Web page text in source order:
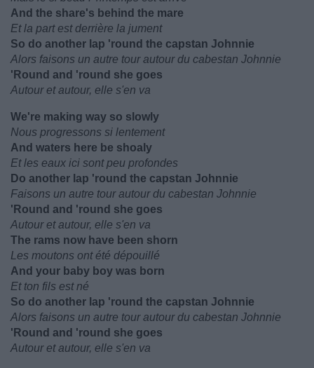
And the share's behind the mare
Et la part est derrière la jument
So do another lap 'round the capstan Johnnie
Alors faisons un autre tour autour du cabestan Johnnie
'Round and 'round she goes
Autour et autour, elle s'en va
We're making way so slowly
Nous progressons si lentement
And waters here be shoaly
Et les eaux ici sont peu profondes
Do another lap 'round the capstan Johnnie
Faisons un autre tour autour du cabestan Johnnie
'Round and 'round she goes
Autour et autour, elle s'en va
The rams now have been shorn
Les moutons ont été dépouillé
And your baby boy was born
Et ton fils est né
So do another lap 'round the capstan Johnnie
Alors faisons un autre tour autour du cabestan Johnnie
'Round and 'round she goes
Autour et autour, elle s'en va